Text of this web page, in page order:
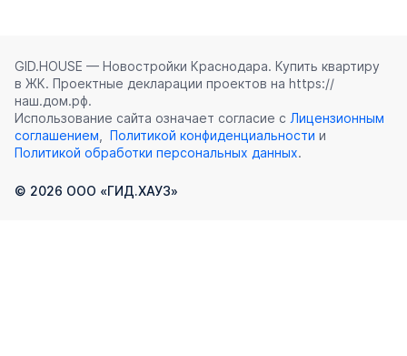
GID.HOUSE — Новостройки Краснодара. Купить квартиру
в ЖК. Проектные декларации проектов на https://
наш.дом.рф.
Использование сайта означает согласие с Лицензионным
соглашением
Политикой конфиденциальности и
Политикой обработки персональных данных.
© 2026 ООО «ГИД.ХАУЗ»